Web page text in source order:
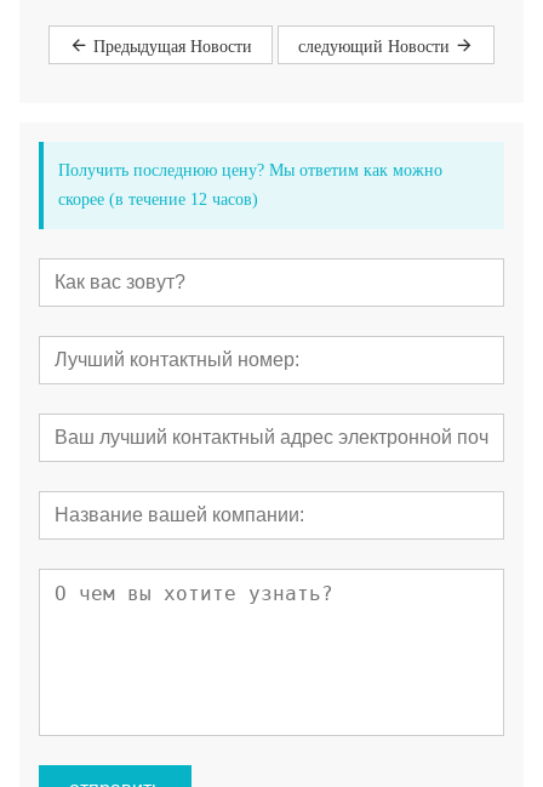
Предыдущая Hовости следующий Hовости
Получить последнюю цену? Мы ответим как можно
скорее (в течение 12 часов)